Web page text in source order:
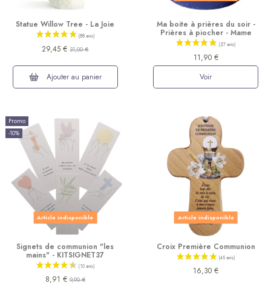
Statue Willow Tree - La Joie
29,45 €31,00 €
Ajouter au panier
Ma boite à prières du soir -
Prières à piocher - Mame
11,90 €
Voir
Promo
-10%
Article indisponible
Signets de communion "les
mains" - KITSIGNET37
8,91 € 9,90 €
Article indisponible
Croix Première Communion
16,30 €